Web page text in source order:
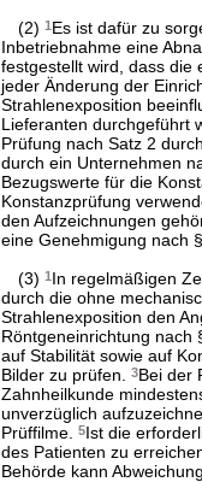
(2) 1Es ist dafür zu
Inbetriebnahme eine
festgestellt wird, dass die
jeder Änderung der
Strahlenexposition
Lieferanten durchgeführt
Prüfung nach Satz 2
durch ein Unternehmen
Bezugswerte für die
Konstanzprüfung
den Aufzeichnungen
eine Genehmigung nach §
(3) 1In regelmäßigen
durch die ohne
Strahlenexposition den
Röntgeneinrichtung nach
auf Stabilität sowie auf
Bilder zu prüfen.
3Bei der
Zahnheilkunde
unverzüglich
Prüffilme.
5Ist die
des Patienten zu
Behörde kann